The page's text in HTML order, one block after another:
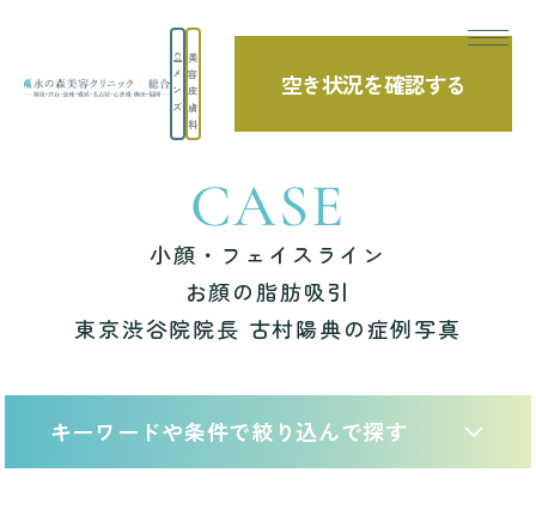
メ
ン
ズ
美
容
皮
膚
科
空き状況を確認する
TOP 症例写真 小顔・フェイスライン お顔の脂肪吸引 東京渋谷院院
CASE
小顔・フェイスライン
お顔の脂肪吸引
東京渋谷院院長 古村陽典の症例写真
キーワードや条件で絞り込んで探す